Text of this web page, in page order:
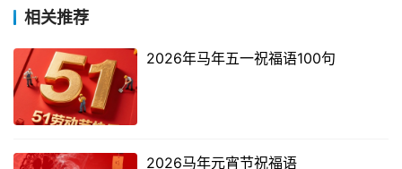
相关推荐
2026年马年五一祝福语100句
2026马年元宵节祝福语